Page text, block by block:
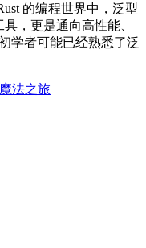
的编程世界中，泛型
具，更是通向高性能、
学者可能已经熟悉了泛